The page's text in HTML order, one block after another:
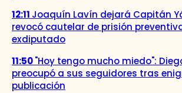
12:11 Joaquín Lavín dejará Capitán
revocó cautelar de prisión
exdiputado
11:50"Hoy tengo mucho miedo":
preocupó a sus seguidores tras
publicación